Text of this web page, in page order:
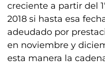
creciente a partir del
2018 si hasta esa
adeudado por
en noviembre y
esta manera la